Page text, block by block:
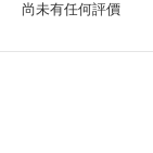
尚未有任何評價